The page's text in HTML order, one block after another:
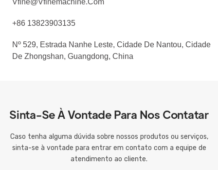
Vfine@vfinemachine.com
+86 13823903135
Nº 529, Estrada Nanhe Leste, Cidade De Nantou, Cidade
De Zhongshan, Guangdong, China
Sinta-Se À Vontade Para Nos Contatar
Caso tenha alguma dúvida sobre nossos produtos ou serviços,
sinta-se à vontade para entrar em contato com a equipe de
atendimento ao cliente.